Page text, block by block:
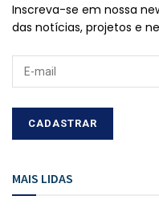
Inscreva-se em nossa
das notícias, projetos e
MAIS LIDAS